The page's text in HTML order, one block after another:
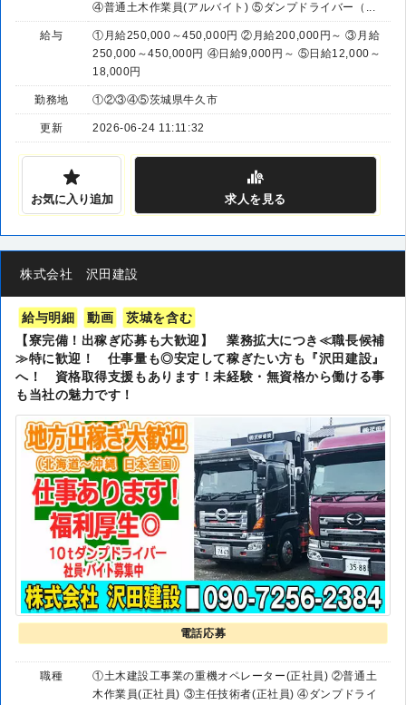
④普通土木作業員(アルバイト) ⑤ダンプドライバー（...
給与
①月給250,000～450,000円 ②月給200,000円～ ③月給
250,000～450,000円 ④日給9,000円～ ⑤日給12,000～
18,000円
勤務地 ①②③④⑤茨城県牛久市
更新 2026-06-24 11:11:32
お気に入り追加 求人を見る
株式会社 沢田建設
給与明細 動画
茨城を含む
【寮完備！出稼ぎ応募も大歓迎】 業務拡大につき≪職長候補
≫特に歓迎！ 仕事量も◎安定して稼ぎたい方も『沢田建設』
へ！ 資格取得支援もあります！未経験・無資格から働ける事
も当社の魅力です！
電話応募
職種
①土木建設工事業の重機オペレーター(正社員) ②普通土
木作業員(正社員) ③主任技術者(正社員) ④ダンプドライ